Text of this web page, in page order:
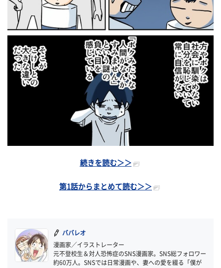
続きを読む＞＞
第1話からまとめて読む＞＞
ババレオ
漫画家／イラストレーター
元不登校生＆対人恐怖症のSNS漫画家。SNS総フォロワー
約60万人。SNSでは日常漫画や、妻への愛を綴る「僕が